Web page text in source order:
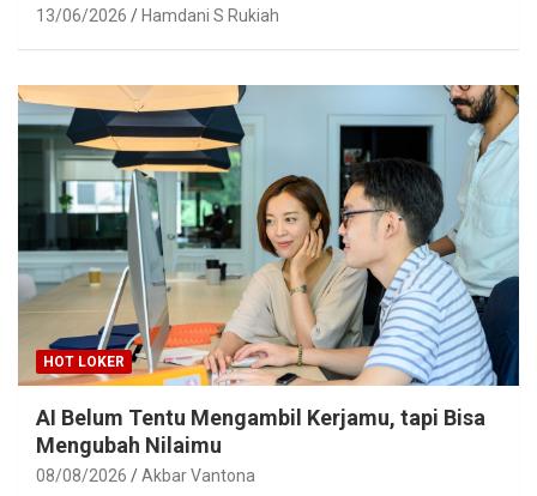
13/06/2026 Hamdani S Rukiah
HOT LOKER
AI Belum Tentu Mengambil Kerjamu, tapi Bisa
Mengubah Nilaimu
08/08/2026 Akbar Vantona